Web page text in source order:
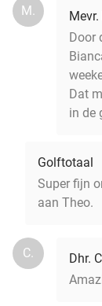
M.
Door
Dat
in de
Golftotaal
Super fijn
aan Theo.
C.
Dhr.